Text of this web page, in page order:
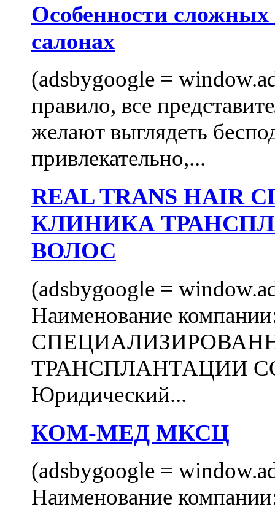
Особенности
салонах
(adsbygoogle =
правило, все
желают выглядеть
привлекательно,...
REAL TRANS
КЛИНИКА
ВОЛОС
(adsbygoogle =
Наименование
ТРАНСПЛАНТАЦИИ
Юридический...
КОМ-МЕД МКСЦ
(adsbygoogle =
Наименование